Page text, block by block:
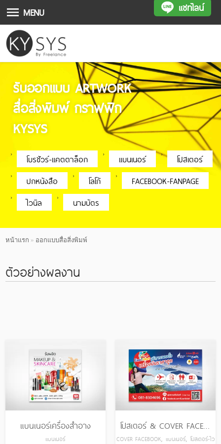
MENU แชทไลน์
รับออกแบบ ARTWORK
สื่อสิ่งพิมพ์ กราฟฟิก
KYSYS
โบรชัวร์-แคตตาล็อก แบนเนอร์
โปสเตอร์
ปกหนังสือ
โลโก้
FACEBOOK-FANPAGE
ไวนิล
นามบัตร
หน้าแรก » ออกแบบสื่อสิ่งพิมพ์
ตัวอย่างผลงาน
ล็อก
โปสเตอร์-ไวนิล
แบนเนอร์เครื่องสำอาง
แบนเนอร์
โปสเตอร์ & COVER FACEBOOK ESSOTICKET
COVER FACEBOOK, แบนเนอร์, โปสเตอร์-ไว